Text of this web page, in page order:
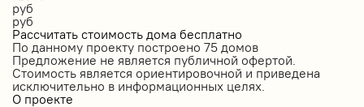
руб
руб
Рассчитать стоимость дома бесплатно
По данному проекту построено 75 домов
Предложение не является публичной офертой.
Стоимость является ориентировочной и приведена
исключительно в информационных целях.
О проекте